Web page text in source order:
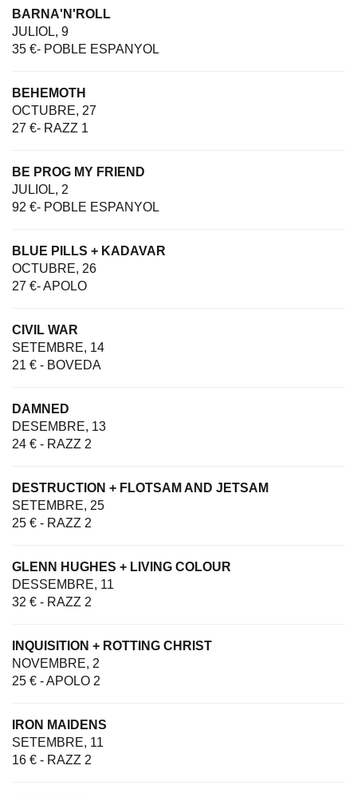
BARNA'N'ROLL
JULIOL, 9
35 €- POBLE ESPANYOL
BEHEMOTH
OCTUBRE, 27
27 €- RAZZ 1
BE PROG MY FRIEND
JULIOL, 2
92 €- POBLE ESPANYOL
BLUE PILLS + KADAVAR
OCTUBRE, 26
27 €- APOLO
CIVIL WAR
SETEMBRE, 14
21 € - BOVEDA
DAMNED
DESEMBRE, 13
24 € - RAZZ 2
DESTRUCTION + FLOTSAM AND JETSAM
SETEMBRE, 25
25 € - RAZZ 2
GLENN HUGHES + LIVING COLOUR
DESSEMBRE, 11
32 € - RAZZ 2
INQUISITION + ROTTING CHRIST
NOVEMBRE, 2
25 € - APOLO 2
IRON MAIDENS
SETEMBRE, 11
16 € - RAZZ 2